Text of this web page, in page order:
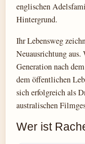
englischen
Hintergrund.
Ihr Lebensweg
Neuausrichtung
Generation nach
dem öffentlichen
sich erfolgreich als
australischen
Wer ist